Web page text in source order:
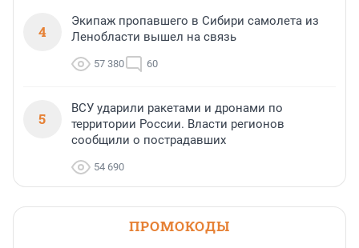
4
Экипаж пропавшего в Сибири самолета из
Ленобласти вышел на связь
57 380 60
5
ВСУ ударили ракетами и дронами по
территории России. Власти регионов
сообщили о пострадавших
54 690
ПРОМОКОДЫ